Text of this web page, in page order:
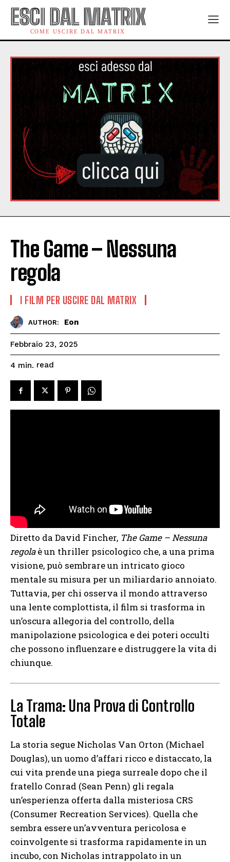
ESCI DAL MATRIX
COME USCIRE DAL MATRIX
The Game – Nessuna
regola
I FILM PER USCIRE DAL MATRIX
AUTHOR: Eon
Febbraio 23, 2025
4 min. read
Diretto da David Fincher, The Game – Nessuna
regolaè un thriller psicologico che, a una prima
visione, può sembrare un intricato gioco
mentale su misura per un miliardario annoiato.
Tuttavia, per chi osserva il mondo attraverso
una lente complottista, il film si trasforma in
un’oscura allegoria del controllo, della
manipolazione psicologica e dei poteri occulti
che possono influenzare e distruggere la vita di
chiunque.
La Trama: Una Prova di Controllo
Totale
La storia segue Nicholas Van Orton (Michael
Douglas), un uomo d’affari ricco e distaccato, la
cui vita prende una piega surreale dopo che il
fratello Conrad (Sean Penn) gli regala
un’esperienza offerta dalla misteriosa CRS
(Consumer Recreation Services). Quella che
sembra essere un’avventura pericolosa e
coinvolgente si trasforma rapidamente in un
incubo, con Nicholas intrappolato in un